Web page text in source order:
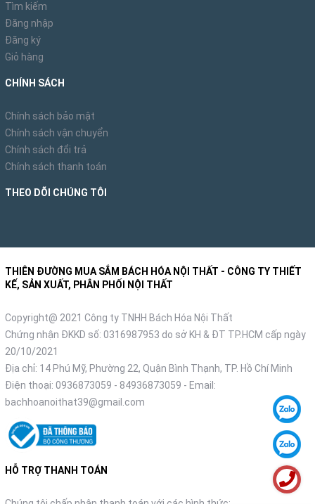
Tìm kiếm
Đăng nhập
Đăng ký
Giỏ hàng
CHÍNH SÁCH
Chính sách bảo mật
Chính sách vận chuyển
Chính sách đổi trả
Chính sách thanh toán
THEO DÕI CHÚNG TÔI
THIÊN ĐƯỜNG MUA SẮM BÁCH HÓA NỘI THẤT - CÔNG TY THIẾT
KẾ, SẢN XUẤT, PHÂN PHỐI NỘI THẤT
Copyright@ 2021 Công ty TNHH Bách Hóa Nội Thất
Chứng nhận ĐKKD số: 0316987953 do sở KH & ĐT TP.HCM cấp ngày
20/10/2021
Địa chỉ: 14 Phú Mỹ, Phường 22, Quận Bình Thạnh, TP. Hồ Chí Minh
Điện thoại: 0936873059 - 84936873059 - Email:
bachhoanoithat39@gmail.com
HỖ TRỢ THANH TOÁN